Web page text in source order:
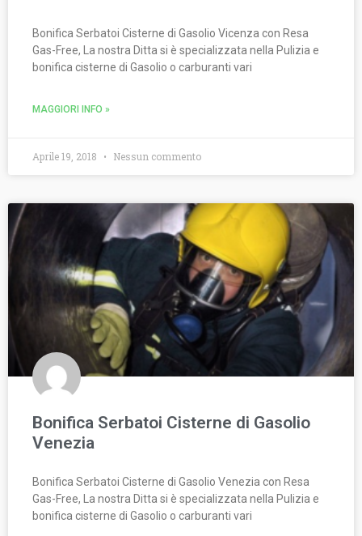
Bonifica Serbatoi Cisterne di Gasolio Vicenza con Resa
Gas-Free, La nostra Ditta si è specializzata nella Pulizia e
bonifica cisterne di Gasolio o carburanti vari
MAGGIORI INFO »
Aprile 19, 2018 Nessun commento
Bonifica Serbatoi Cisterne di Gasolio
Venezia
Bonifica Serbatoi Cisterne di Gasolio Venezia con Resa
Gas-Free, La nostra Ditta si è specializzata nella Pulizia e
bonifica cisterne di Gasolio o carburanti vari